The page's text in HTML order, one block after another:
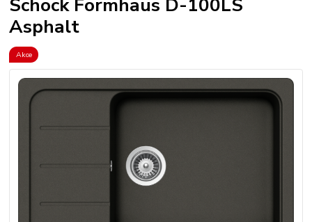
Schock Formhaus D-100LS
Asphalt
Akce